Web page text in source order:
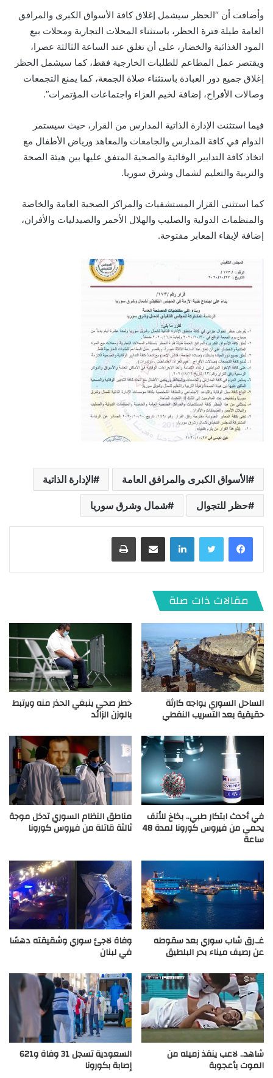
وأضافت أن “الحظر سيشمل إغلاق كافة الأسواق الكبرى والمرافق
العامة طيلة فترة الحظر، باستثناء المحلات التجارية ومحلات بيع
المود الغذائية والخضار، على أن تغلق عند الساعة الثالثة عصرا،
ويقتصر عمل المطاعم للطلبات الخارجية فقط، كما سيشمل الحظر
إغلاق جميع دور العبادة باستثناء صلاة الجمعة، كما يمنع التجمعات
وصالات الأفراح، إضافة لخيم العزاء واجتماعات المؤتمرات”.
فيما استثنت الإدارة الذاتية المدارس من القرار، حيث سيستمر
الدوام في كافة المدارس والجامعات والمعاهد ورياض الأطفال مع
اتخاذ كافة التدابير الوقائية والصحية المتفق عليها بين هيئة الصحة
والتربية والتعليم لشمال وشرق سوريا.
كما استثنى القرار المستشفيات والمراكز الصحية العامة والخاصة
والمنظمات الدولية والصليب والهلال الأحمر والصيدليات والأفران،
إضافة لإبقاء المعابر مفتوحة.
الأسواق الكبرى والمرافق العامة الإدارة الذاتية
حظر للتجوال شمال وشرق سوريا
لينكدإن
مقالات ذات صلة
الساحل السوري يواجه كارثة
حقيقية بعد التسريب النفطي
خطر صحي ينبغي الحذر منه ويرتبط
بالوزن الزائد
في أحدث ابتكار طبي.. بخاخ للأنف
يحمي من فيروس كورونا لمدة 48
ساعة
مناطق النظام السوري تدخل موجة
ثالثة قاتلة من فيروس كورونا
غـ.رق شاب سوري بعد سقوطه
عن رصيف ميناء بحر البلطيق
وفاة لاجئ سوري وشقيقته دهسًا
في لبنان
شاهد.. لاعب ينقذ زميله من
الموت بأعجوبة
السعودية تسجل 31 وفاة و621
إصابة بكورونا